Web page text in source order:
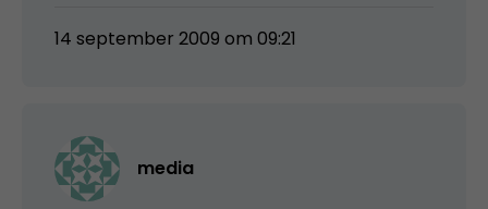
14 september 2009 om 09:21
media